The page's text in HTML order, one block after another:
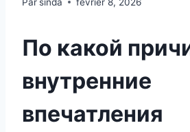
По какой
внутренние
впечатления